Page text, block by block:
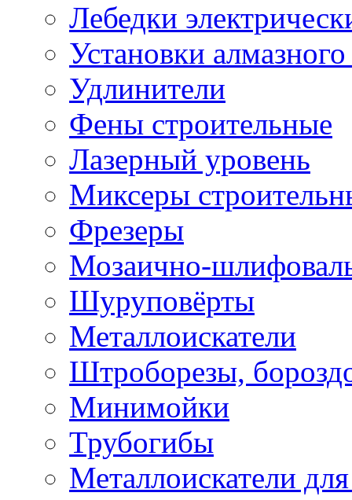
Лебедки
Установки
Удлинители
Фены строительные
Лазерный уровень
Миксеры
Фрезеры
Мозаично-
Шуруповёрты
Металлоискатели
Штроборезы,
Минимойки
Трубогибы
Металлоискатели